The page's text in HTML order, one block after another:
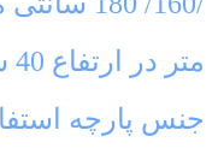
متر در ارتفاع 40 سانت